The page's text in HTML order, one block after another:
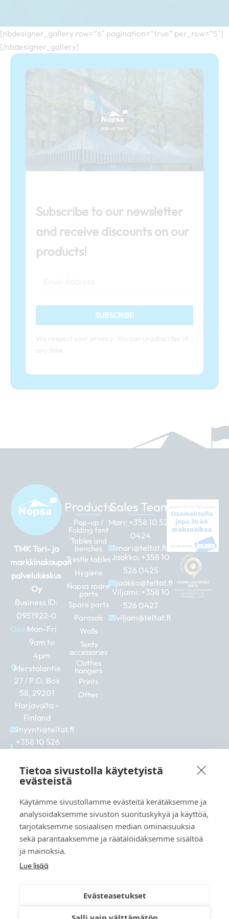
[nbdesigner_gallery row=”6″ pagination=”true” per_row=”5″]
[/nbdesigner_gallery]
Subscribe to our newsletter
and receive discounts on our
products!
SUBSCRIBE
TMK Tori- ja
markkinakaupan
palvelukeskus
Oy
Business ID:
0951922-0
Open:Mon-Fri
9am to
4pm
Merstolantie
27 / P.O. Box
58, 29201
Harjavalta –
Finland
myynti@teltat.fi
+358 10 526
F
a
c
b
o
o
k
I
n
s
a
g
r
a
m
L
i
n
e
d
i
n
Products
Pop-up /
Folding tent
Tables and
benches
Trestle tables
Hygiene
Nopsa spare
parts
Spare parts
Parasols
Walls
Tents
accessories
Clothes
hangers
Prints
Other
Sales Team
Mari: +358 10 526
0424
mari@teltat.fi
Jaakko: +358 10
526 0425
jaakko@teltat.fi
Viljami: +358 10
526 0427
viljam@teltat.fi
See also:
markkina.net
grillikeskus.fi
© 2026 teltat.fi – TMK Tori- ja markkinakaupan
Tietoa sivustolla käytetyistä
evästeistä
Käytämme sivustollamme evästeitä kerätäksemme ja
analysoidaksemme sivuston suorituskykyä ja käyttöä,
tarjotaksemme sosiaalisen median ominaisuuksia
sekä parantaaksemme ja räätälöidäksemme sisältöä
ja mainoksia.
Lue lisää
Evästeasetukset